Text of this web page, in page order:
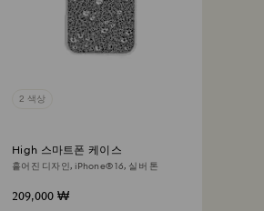
2 색상
High 스마트폰 케이스
흩어진 디자인, iPhone® 16, 실버 톤
209,000 ₩